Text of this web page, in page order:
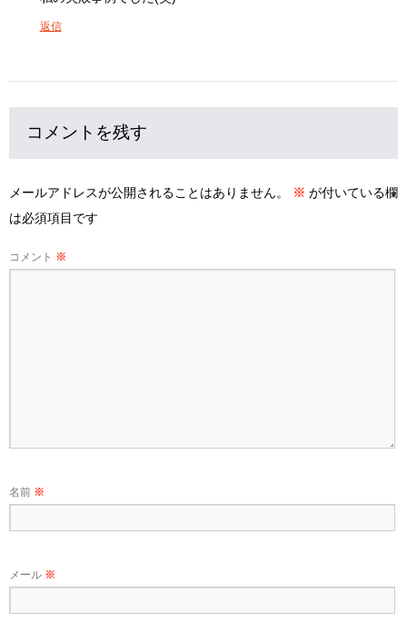
返信
コメントを残す
メールアドレスが公開されることはありません。 ※ が付いている欄
は必須項目です
コメント ※
名前 ※
メール ※